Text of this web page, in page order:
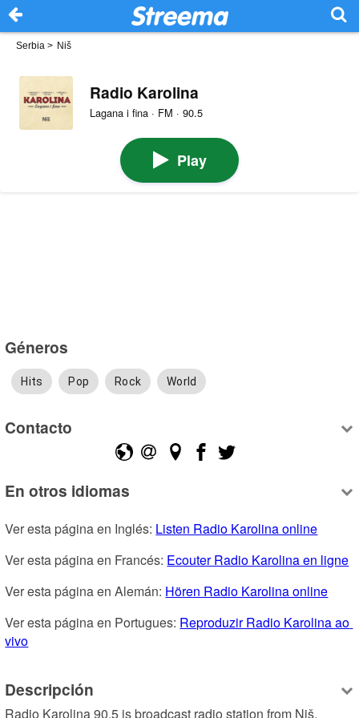
Serbia > Niš
Radio Karolina
Lagana i fina · FM · 90.5
Play
Géneros
Hits Pop Rock World
Contacto
En otros idiomas
Ver esta página en Inglés: Listen Radio Karolina online
Ver esta página en Francés: Ecouter Radio Karolina en ligne
Ver esta página en Alemán: Hören Radio Karolina online
Ver esta página en Portugues: Reproduzir Radio Karolina ao
vivo
Descripción
Radio Karolina 90.5 is broadcast radio station from Niš,